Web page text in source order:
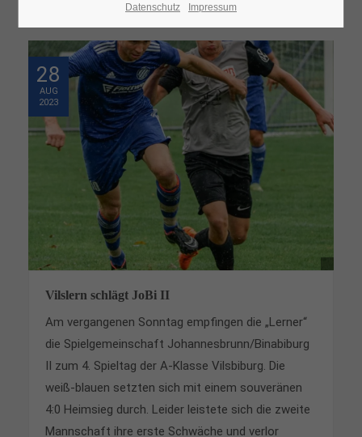
Lost your password?
Support
Lorem ipsum dolor sit amet:
24h/ 365days
We offer support for our customers
Mon - Fri 8:00am - 5:00pm
(GMT +1)
Get in touch
Cybersteel Inc.
376-293 City Road, Suite 600
San Francisco, CA 94102
Have any questions?
28
AUG
2023
Vilslern schlägt JoBi II
Am vergangenen Sonntag empfingen die „Lerner“
die Spielgemeinschaft Johannesbrunn/Binabiburg
II zum 4. Spieltag der A-Klasse Vilsbiburg. Die
weiß-blauen setzten sich mit einem souveränen
4:0 Heimsieg durch. Leider leistete sich die zweite
Mannschaft ihre erste Schwäche und verlor
Datenschutz Impressum